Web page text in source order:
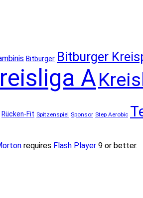
Bitburger Bitburger
A
Rücken-Fit Spitzenspiel Sponsor Step Aerobic
requires Flash Player 9 or better.